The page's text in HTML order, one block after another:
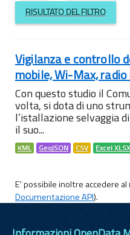
RISULTATO DEL FILTRO
Vigilanza e controllo
mobile, Wi-Max, radio
Con questo studio il
volta, si dota di uno
l’istallazione selvaggia
il suo...
KML GeoJSON CSV Excel XLSX
E' possibile inoltre accedere
Documentazione API).